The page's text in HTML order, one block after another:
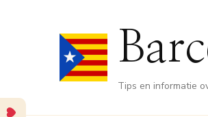
Tips en informatie